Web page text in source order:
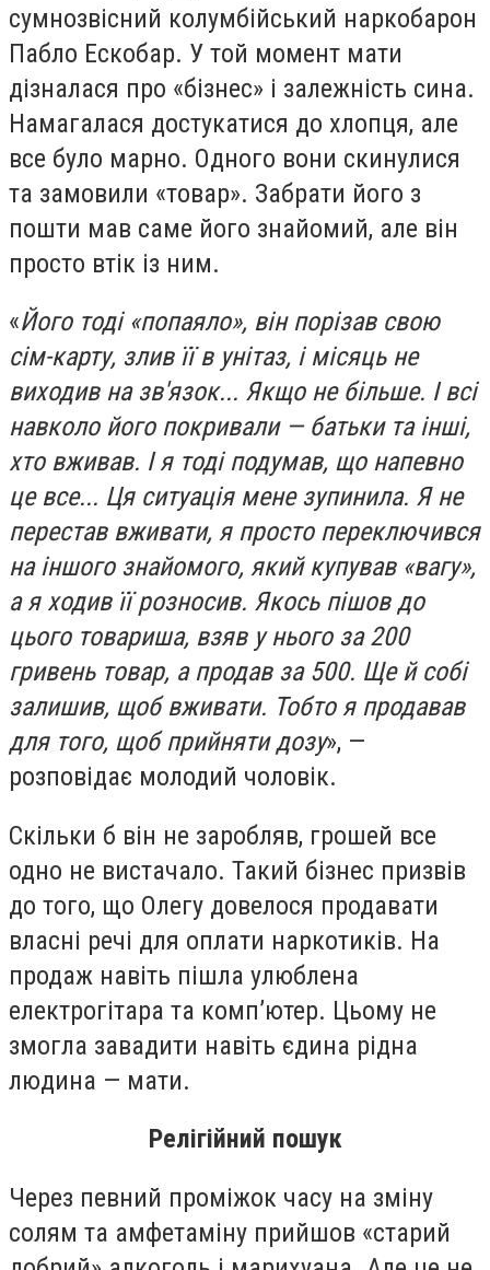
сумнозвісний колумбійський наркобарон
Пабло Ескобар. У той момент мати
дізналася про «бізнес» і залежність сина.
Намагалася достукатися до хлопця, але
все було марно. Одного вони скинулися
та замовили «товар». Забрати його з
пошти мав саме його знайомий, але він
просто втік із ним.
«Його тоді «попаяло», він порізав свою
сім-карту, злив її в унітаз, і місяць не
виходив на зв'язок... Якщо не більше. І всі
навколо його покривали — батьки та інші,
хто вживав. І я тоді подумав, що напевно
це все... Ця ситуація мене зупинила. Я не
перестав вживати, я просто переключився
на іншого знайомого, який купував «вагу»,
а я ходив її розносив. Якось пішов до
цього товариша, взяв у нього за 200
гривень товар, а продав за 500. Ще й собі
залишив, щоб вживати. Тобто я продавав
для того, щоб прийняти дозу», —
розповідає молодий чоловік.
Скільки б він не заробляв, грошей все
одно не вистачало. Такий бізнес призвів
до того, що Олегу довелося продавати
власні речі для оплати наркотиків. На
продаж навіть пішла улюблена
електрогітара та комп’ютер. Цьому не
змогла завадити навіть єдина рідна
людина — мати.
Релігійний пошук
Через певний проміжок часу на зміну
солям та амфетаміну прийшов «старий